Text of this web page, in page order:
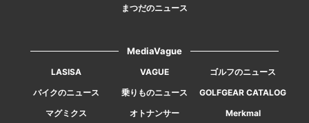
まつだのニュース
MediaVague
LASISA VAGUE
ゴルフのニュース
バイクのニュース
乗りものニュース
GOLFGEAR CATALOG
マグミクス
オトナンサー Merkmal